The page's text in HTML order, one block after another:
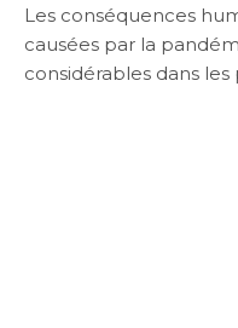
Les conséquences
causées par la
considérables dans